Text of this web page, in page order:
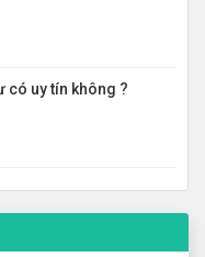
có uy tín không ?